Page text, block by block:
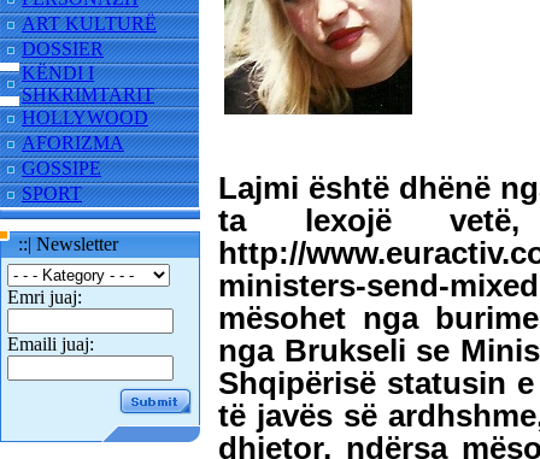
ART KULTURË
DOSSIER
KËNDI I
SHKRIMTARIT
HOLLYWOOD
AFORIZMA
GOSSIPE
SPORT
::| Newsletter
Emri juaj:
Emaili juaj:
Lajmi është dhënë
ta lexojë
http://
ministers-send-
mësohet nga
nga Brukseli se
Shqipërisë statusin
të javës së
dhjetor, ndërsa